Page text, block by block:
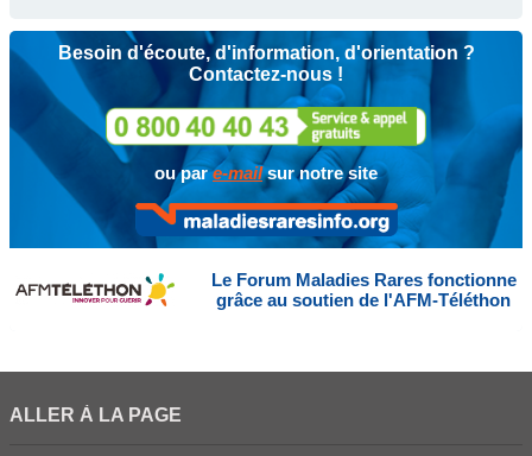
Besoin d'écoute, d'information, d'orientation ?
Contactez-nous !
ou pare-mailsur notre site
Le Forum Maladies Rares fonctionne
grâce au soutien de l'AFM-Téléthon
ALLER À LA PAGE